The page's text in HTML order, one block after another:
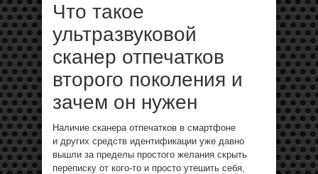
Что такое
ультразвуковой
сканер отпечатков
второго поколения и
зачем он нужен
Наличие сканера отпечатков в смартфоне
и других средств идентификации уже давно
вышли за пределы простого желания скрыть
переписку от кого-то и просто утешить себя,